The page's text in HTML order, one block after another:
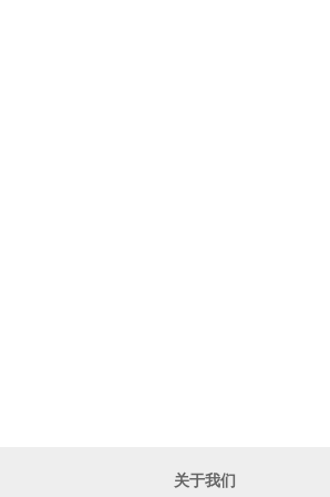
关于我们